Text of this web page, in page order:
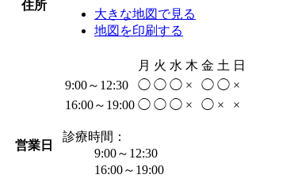
住所
大きな地図で見る
地図を印刷する
営業日
月 火 水 木 金 土 日
9:00～12:30
◯ ◯ ◯ × ◯ ◯ ×
16:00～19:00 ◯ ◯ ◯ × ◯ × ×
診療時間：
9:00～12:30
16:00～19:00